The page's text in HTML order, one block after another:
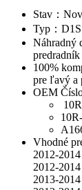
Stav：
Typ：
Náhradný
predradník
100%
pre ľavý a
OEM
Vhodné
2012-
2012-
2013-